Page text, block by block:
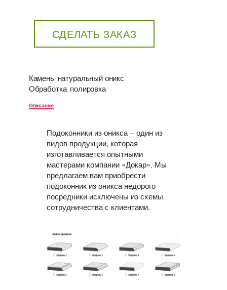
СДЕЛАТЬ ЗАКАЗ
Камень: натуральный оникс
Обработка: полировка
Описание
Подоконники из оникса − один из
видов продукции, которая
изготавливается опытными
мастерами компании «Докар». Мы
предлагаем вам приобрести
подоконник из оникса недорого −
посредники исключены из схемы
сотрудничества с клиентами.